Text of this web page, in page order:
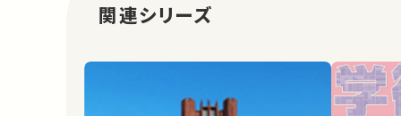
関連シリーズ